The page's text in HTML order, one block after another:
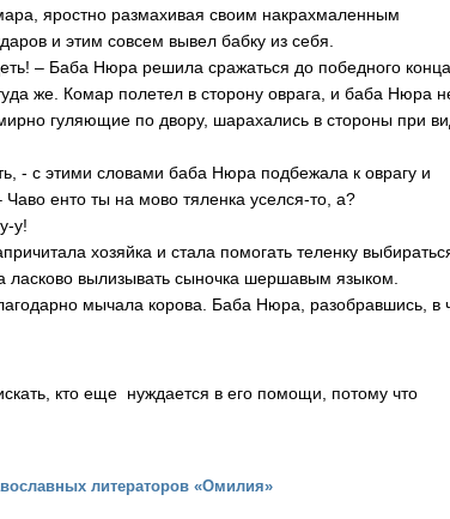
яростно размахивая своим накрахмаленным
и этим совсем вывел бабку из себя.
– Баба Нюра решила сражаться до победного конца.
же. Комар полетел в сторону оврага, и баба Нюра
гуляющие по двору, шарахались в стороны при
- с этими словами баба Нюра подбежала к оврагу и
енто ты на мово тяленка уселся-то, а?
у!
хозяйка и стала помогать теленку
ласково вылизывать сыночка шершавым языком.
мычала корова. Баба Нюра, разобравшись, в
кто еще нуждается в его помощи, потому что
литераторов «Омилия»